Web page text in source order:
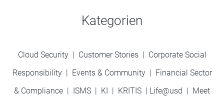
Kategorien
Cloud Security | Customer Stories| Corporate Social
Responsibility| Events & Community | Financial Sector
& Compliance | ISMS | KI | KRITIS | Life@usd | Meet